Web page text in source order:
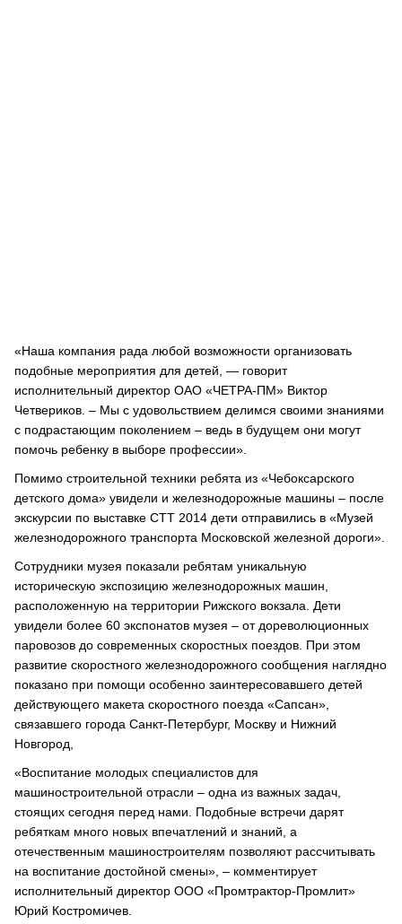
«Наша компания рада любой возможности организовать
подобные мероприятия для детей, — говорит
исполнительный директор ОАО «ЧЕТРА-ПМ» Виктор
Четвериков. – Мы с удовольствием делимся своими знаниями
с подрастающим поколением – ведь в будущем они могут
помочь ребенку в выборе профессии».
Помимо строительной техники ребята из «Чебоксарского
детского дома» увидели и железнодорожные машины – после
экскурсии по выставке СТТ 2014 дети отправились в «Музей
железнодорожного транспорта Московской железной дороги».
Сотрудники музея показали ребятам уникальную
историческую экспозицию железнодорожных машин,
расположенную на территории Рижского вокзала. Дети
увидели более 60 экспонатов музея – от дореволюционных
паровозов до современных скоростных поездов. При этом
развитие скоростного железнодорожного сообщения наглядно
показано при помощи особенно заинтересовавшего детей
действующего макета скоростного поезда «Сапсан»,
связавшего города Санкт-Петербург, Москву и Нижний
Новгород,
«Воспитание молодых специалистов для
машиностроительной отрасли – одна из важных задач,
стоящих сегодня перед нами. Подобные встречи дарят
ребяткам много новых впечатлений и знаний, а
отечественным машиностроителям позволяют рассчитывать
на воспитание достойной смены», – комментирует
исполнительный директор ООО «Промтрактор-Промлит»
Юрий Костромичев.